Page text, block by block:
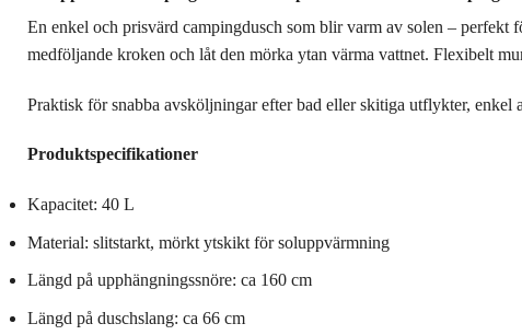
En enkel och prisvärd campingdusch som blir varm av solen – perfekt
medföljande kroken och låt den mörka ytan värma vattnet. Flexibelt
Praktisk för snabba avsköljningar efter bad eller skitiga utflykter, enkel
Produktspecifikationer
Kapacitet: 40 L
Material: slitstarkt, mörkt ytskikt för soluppvärmning
Längd på upphängningssnöre: ca 160 cm
Längd på duschslang: ca 66 cm